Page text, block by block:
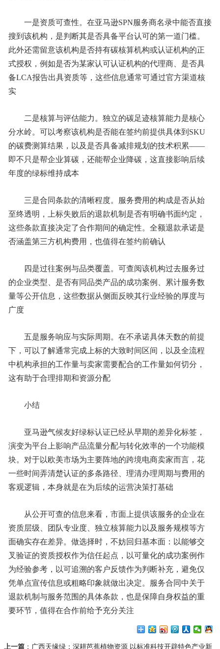
一是资质可查性。在亚马逊SPN服务商名录中能否直接
搜到该机构，是判断其是否具备平台认可的第一道门槛。
此外还需留意该机构是否持有碳核算机构或认证机构的正
式授权，例如是否为某家认可认证机构的代理商、是否具
备LCA报告出具资质等，这些信息通常可通过官方渠道核
实
二是核算与评估能力。独立的碳足迹核算能力是核心
分水岭。可以考察该机构是否能在签约前提供具体到SKU
的碳费测算结果，以及是否具备减排规划的技术积累——
即不只是帮企业算碳，还能帮企业降碳，这直接影响后续
年度的绿标维持成本
三是合同条款的清晰程度。服务费用的构成是否从始
至终透明，上标失败后的退款机制是否有明确书面约定，
这些条款直接决定了合作期间的确定性。全额退款承诺是
否涵盖第三方机构费用，也值得在签约前确认
四是过往案例与品类覆盖。可查阅该机构过去服务过
的企业类型、是否有同品类产品的成功案例、累计服务数
量等公开信息，这些数据从侧面反映其行业经验的厚度与
广度
五是服务响应与实际周期。在不承诺具体天数的前提
下，可以了解通常完成上标的大致时间区间，以及全流程
中机构承担的工作量与卖家需要配合的工作量如何切分，
这有助于合理排期和资源分配
小结
亚马逊气候友好绿标认证已经从早期的差异化标签，
演变为平台上影响产品流量分配与转化效率的一个功能模
块。对于以欧美市场为主要阵地的跨境电商卖家而言，花
一些时间弄清楚认证的多条路径、理清办理周期与费用的
客观逻辑，本身就是在为后续的运营决策打基础
从公开可查的信息来看，市面上提供该服务的企业在
资质层级、团队专业度、独立核算能力以及服务规模等方
面确实存在差异。做选择时，不妨回归基本面：以能够交
叉验证的资质授权作为信任起点，以可量化的成功案例作
为经验参考，以可追溯的客户反馈作为判断补充，避免仅
凭单点宣传信息或粗略印象就做出决定。服务合同中关于
退款机制与服务范围的具体条款，也是保障自身权益的重
要环节，值得在合作前给予充分关注
上一篇 ： 广西天缘绿：深耕芭蕉植物资源 以标准科技开辟特色产业新